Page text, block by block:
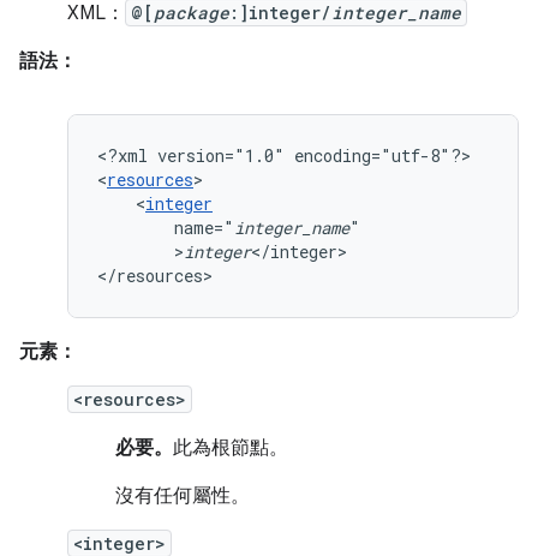
XML： @[ package:]integer/integer_name
語法：
<?xml version="1.0"
encoding="utf-8"?>
<resources
<integer
name=" integer_name
>integer</integer>
</resources>
元素：
<resources>
必要。 此為根節點。
沒有任何屬性。
<integer>